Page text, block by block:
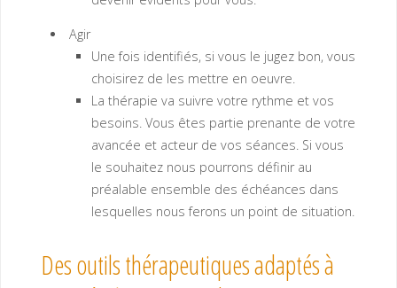
Agir
Une fois identifiés, si vous le jugez bon, vous
choisirez de les mettre en oeuvre.
La thérapie va suivre votre rythme et vos
besoins. Vous êtes partie prenante de votre
avancée et acteur de vos séances. Si vous
le souhaitez nous pourrons définir au
préalable ensemble des échéances dans
lesquelles nous ferons un point de situation.
Des outils thérapeutiques adaptés à